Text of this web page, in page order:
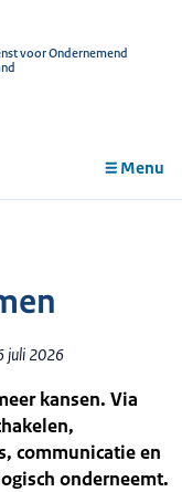
voor Ondernemend
Menu
juli 2026
kansen. Via
communicatie en
onderneemt.